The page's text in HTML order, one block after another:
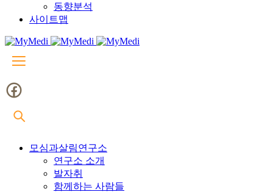
동향분석
사이트맵
모심과살림연구소
연구소 소개
발자취
함께하는 사람들